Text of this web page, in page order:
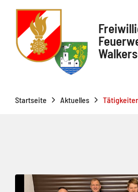
Startseite Aktuelles